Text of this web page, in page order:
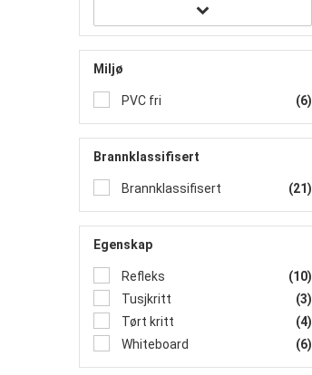
Miljø
PVC fri (6)
Brannklassifisert
Brannklassifisert (21)
Egenskap
Refleks
(10)
Tusjkritt
(3)
Tørt kritt
(4)
Whiteboard
(6)